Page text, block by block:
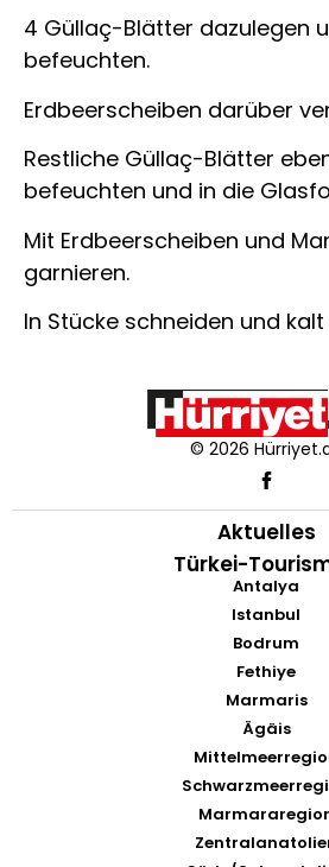
4 Güllaç-Blätter dazulegen
befeuchten.
Erdbeerscheiben darüber
Restliche Güllaç-Blätter
befeuchten und in die
Mit Erdbeerscheiben und
garnieren.
In Stücke schneiden und
© 2026
Aktuelles
Türkei-
Antalya
Istanbul
Bodrum
Fethiye
Marmaris
Ägäis